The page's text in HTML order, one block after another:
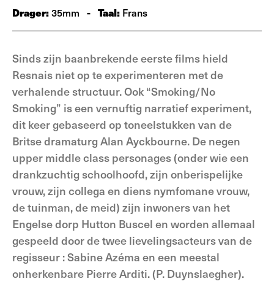
Drager:35mm - Taal: Frans
Sinds zijn baanbrekende eerste films hield
Resnais niet op te experimenteren met de
verhalende structuur. Ook “Smoking/No
Smoking” is een vernuftig narratief experiment,
dit keer gebaseerd op toneelstukken van de
Britse dramaturg Alan Ayckbourne. De negen
upper middle class personages (onder wie een
drankzuchtig schoolhoofd, zijn onberispelijke
vrouw, zijn collega en diens nymfomane vrouw,
de tuinman, de meid) zijn inwoners van het
Engelse dorp Hutton Buscel en worden allemaal
gespeeld door de twee lievelingsacteurs van de
regisseur : Sabine Azéma en een meestal
onherkenbare Pierre Arditi. (P. Duynslaegher).